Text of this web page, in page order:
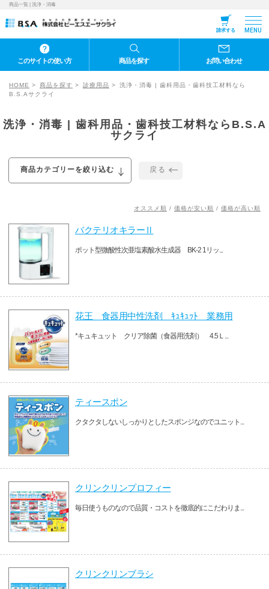
商品一覧 | 洗浄・消毒
請求する MENU
このサイトの使い方 商品を探す お問い合わせ
HOME 商品を探す 診療用品
洗浄・消毒 | 歯科用品・歯科技工材料なら
B.S.Aサクライ
洗浄・消毒 | 歯科用品・歯科技工材料ならB.S.A
サクライ
商品カテゴリーを絞り込む 戻る
オススメ順 / 価格が安い順 / 価格が高い順
バクテリオキラーⅡ
ポット型微酸性次亜塩素酸水生成器 BK-2 1リッ...
花王 食器用中性洗剤 ｷｭｷｭｯﾄ 業務用
*キュキュット クリア除菌（食器用洗剤） 4.5Ｌ...
ティースポン
クタクタしないしっかりとしたスポンジなのでユニット...
クリンクリンプロフィー
毎日使うものなので品質・コストを徹底的にこだわりま...
クリンクリンブラシ